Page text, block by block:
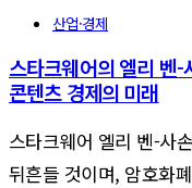
산업·경제
스타크웨어의 엘리 벤
콘텐츠 경제의 미래
스타크웨어 엘리 벤-사
뒤흔들 것이며, 암호화